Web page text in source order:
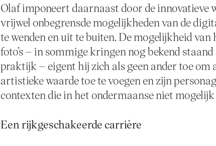
Olaf imponeert daarnaast door de innovatieve
vrijwel onbegrensde mogelijkheden van de
te wenden en uit te buiten. De mogelijkheid
foto’s – in sommige kringen nog bekend staand
praktijk – eigent hij zich als geen ander toe om
artistieke waarde toe te voegen en zijn
contexten die in het ondermaanse niet
Een rijkgeschakeerde carrière